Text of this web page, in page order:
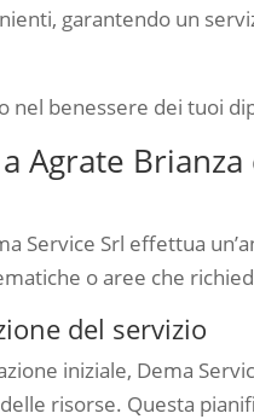
garantendo un
benessere dei tuoi
Agrate Brianza
Service Srl effettua
o aree che
del servizio
iniziale, Dema
risorse. Questa